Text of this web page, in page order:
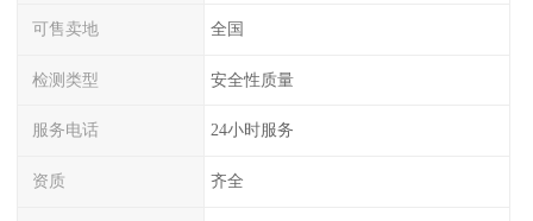
可售卖地 全国
检测类型 安全性质量
服务电话 24小时服务
资质 齐全